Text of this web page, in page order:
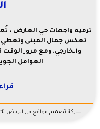
ترميم واجهات حي العارض ،
تعكس جمال المبنى وتعطي
والخارجي. ومع مرور
العوامل
شركة تصميم مواقع في الرياض تك